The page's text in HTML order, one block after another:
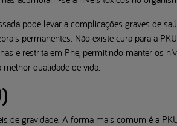
pode levar a complicações graves de
permanentes. Não existe cura para a
e restrita em Phe, permitindo manter os
qualidade de vida.
de gravidade. A forma mais comum é a